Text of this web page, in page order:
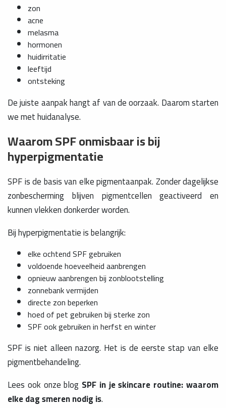
zon
acne
melasma
hormonen
huidirritatie
leeftijd
ontsteking
De juiste aanpak hangt af van de oorzaak. Daarom starten
we met huidanalyse.
Waarom SPF onmisbaar is bij
hyperpigmentatie
SPF is de basis van elke pigmentaanpak. Zonder dagelijkse
zonbescherming blijven pigmentcellen geactiveerd en
kunnen vlekken donkerder worden.
Bij hyperpigmentatie is belangrijk:
elke ochtend SPF gebruiken
voldoende hoeveelheid aanbrengen
opnieuw aanbrengen bij zonblootstelling
zonnebank vermijden
directe zon beperken
hoed of pet gebruiken bij sterke zon
SPF ook gebruiken in herfst en winter
SPF is niet alleen nazorg. Het is de eerste stap van elke
pigmentbehandeling.
Lees ook onze blog SPF in je skincare routine: waarom
elke dag smeren nodig is.